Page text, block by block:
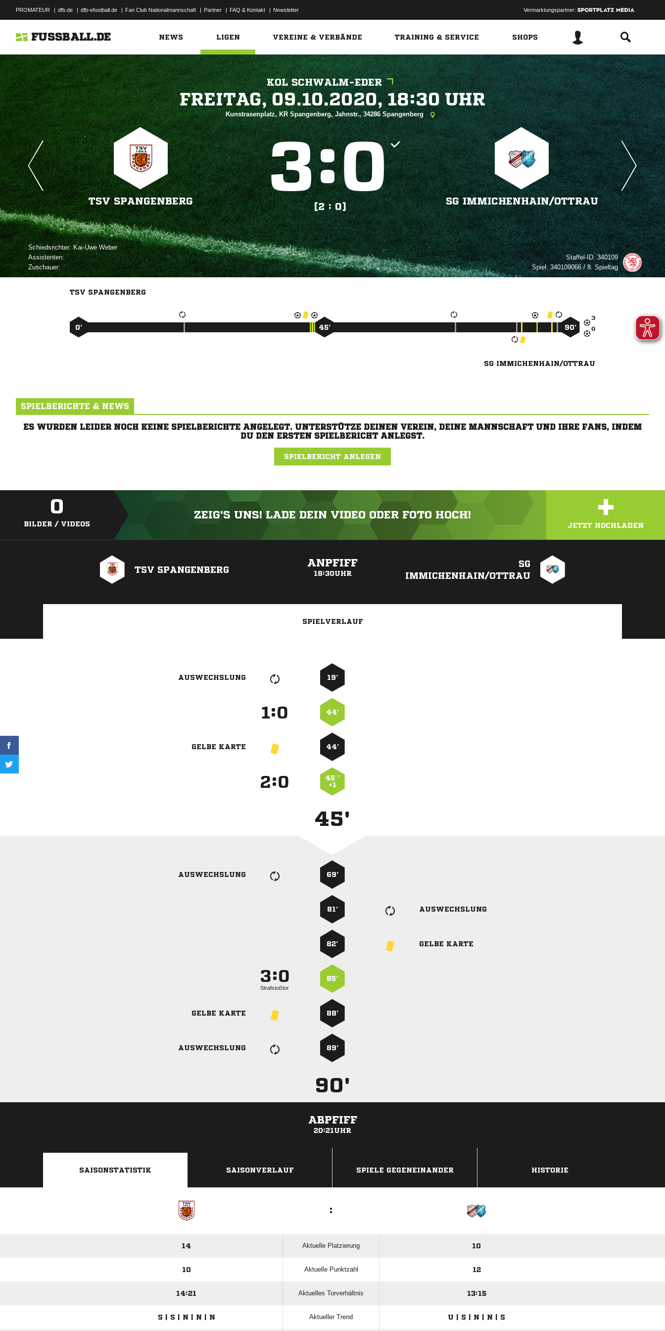
PROMATEUR | dfb.de | dfb-efootball.de | Fan Club Nationalmannschaft | Partner | FAQ & Kontakt | Newsletter Vermarktungspartner:
FUSSBALL.DE NEWS LIGEN VEREINE & VERBÄNDE TRAINING & SERVICE SHOPS
KOL SCHWALM-EDER
   
Kunstrasenplatz, KR Spangenberg, Jahnstr., 34286 Spangenberg
TSV SPANGENBERG
:
[2 : 0]
SG IMMICHENHAIN/​OTTRAU
Schiedsrichter: 
Assistenten:
Zuschauer:
Staffel-ID:340109
Spiel:340109066 / 8. Spieltag
TSV SPANGENBERG


0’ 45’ 90’
SG IMMICHENHAIN/OTTRAU
SPIELBERICHTE & NEWS
ES WURDEN LEIDER NOCH KEINE SPIELBERICHTE ANGELEGT. UNTERSTÜTZE DEINEN VEREIN, DEINE MANNSCHAFT UND IHRE FANS, INDEM
DU DEN ERSTEN SPIELBERICHT ANLEGST.
SPIELBERICHT ANLEGEN
0
BILDER / VIDEOS
ZEIG'S UNS! LADE DEIN VIDEO ODER FOTO HOCH! +
JETZT HOCHLADEN
TSV SPANGENBERG
ANPFIFF
18:30UHR
SG
IMMICHENHAIN/OTTRAU
SPIELVERLAUF
AUSWECHSLUNG 19’
: 44’
GELBE KARTE 44’
:
45 ’
+1
45'
AUSWECHSLUNG 69’
81’ AUSWECHSLUNG
82’ GELBE KARTE
:
Strafstoßtor
85’
GELBE KARTE 88’
AUSWECHSLUNG 89’
90'
ABPFIFF
20:21UHR
SAISONSTATISTIK SAISONVERLAUF SPIELE GEGENEINANDER HISTORIE
:
14 Aktuelle Platzierung 10
10 Aktuelle Punktzahl 12
14:21 Aktuelles Torverhältnis 13:15
S | S | N | N | N Aktueller Trend U | S | N | N | S